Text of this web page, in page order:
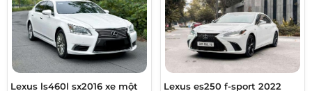
Lexus ls460l sx2016 xe một
Lexus es250 f-sport 2022